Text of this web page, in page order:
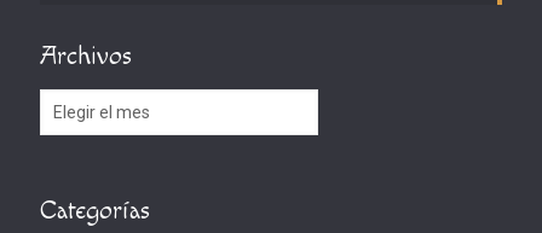
Archivos
Archivos
Categorías